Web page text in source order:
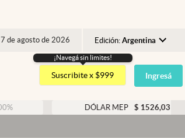
7 de agosto de 2026 Edición: Argentina
Argentina
España
USA
¡Navegá sin limites!
Suscribite x $999 Ingresá
DÓLAR MEP $ 1526,03 0.43%